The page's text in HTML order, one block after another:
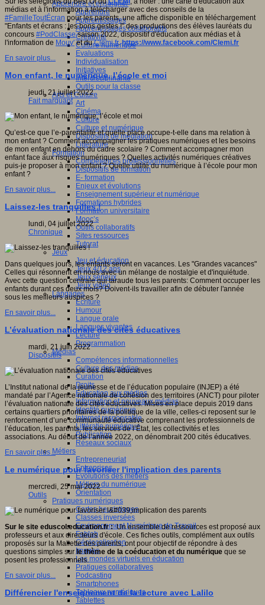
Apprendre et enseigner
Apprendre
Apprentissages
Apprentissages collaboratifs
Créativité
Culture numérique
Evaluations
Individualisation
Initiatives
Interdisciplinarité
Outils pour la classe
Arts et Culture
Art
Cinéma
Culture
Culture et numérique
Dispositifs de médiation
Littérature
Formation
Compétences professionnelles
Dispositifs de formation
E- formation
Enjeux et évolutions
Enseignement supérieur et numérique
Formations hybrides
Formation universitaire
Mooc’s
Outils collaboratifs
Sites ressources
Tutorat
Jeux
Jeu et éducation
Jeux 4/12 ans
Jeux sérieux
Jeux vidéo
Langages
Ecriture
Humour
Langue orale
Langues vivantes
Lecture
Programmation
Médias
Compétences informationnelles
Culture des médias
Curation
Droits
Education aux médias
Information et nouveaux médias
Identité numérique
Internet responsable
Littératie numérique
Publication
Réseaux sociaux
Métiers
Entrepreneuriat
Entreprises
Evolutions des métiers
Métiers du numérique
Orientation
Pratiques numériques
Cartes heuristiques
Classes inversées
Environnement Numérique de Travail
Fablab
Géolocalisation
Images
Les mondes virtuels en éducation
Pratiques collaboratives
Podcasting
Smartphones
Tableaux numériques
Tablettes
médias et à l'information à télécharger avec des conseils de la
#FamilleToutÉcran pour les parents, une affiche disponible en téléchargement
"Enfants et écrans : les bons gestes !" des productions des élèves lauréats du
concours #PodClassesaison 2022, dispositif d'éducation aux médias et à
l'information de Mouv'et duClemi.fr.https://www.facebook.com/Clemi.fr
En savoir plus...
Mon enfant, le numérique, l’école et moi
jeudi, 21 juillet 2022
Fait marquant
Qu’est-ce que l’e-parentalité et quelle place occupe-t-elle dans ma relation à
mon enfant ? Comment accompagner les pratiques numériques et les besoins
de mon enfant en dehors du cadre scolaire ? Comment accompagner mon
enfant face aux risques numériques ? Quelles activités numériques créatives
puis-je proposer à mon enfant ? Quelle utilité du numérique à l’école pour mon
enfant ?
En savoir plus...
Laissez-les tranquilles !
lundi, 04 juillet 2022
Chronique
Dans quelques jours, les enfants seront en vacances. Les "Grandes vacances"
Celles qui résonnent en nous avec un mélange de nostalgie et d'inquiétude.
Avec cette question centrale qui taraude tous les parents: Comment occuper les
enfants durant ces deux mois? Doivent-ils travailler afin de débuter l'année
sous les meilleurs auspices ?
En savoir plus...
L’évaluation nationale des cités éducatives
mardi, 21 juin 2022
Dispositifs
L’Institut national de la jeunesse et de l’éducation populaire (INJEP) a été
mandaté par l’Agence nationale de cohésion des territoires (ANCT) pour piloter
l’évaluation nationale des cités éducatives. Mises en place depuis 2019 dans
certains quartiers prioritaires de la politique de la ville, celles-ci reposent sur le
renforcement d’une communauté éducative comprenant les professionnels de
l’éducation, les parents, les services de l’État, les collectivités et les
associations. Au début de l’année 2022, on dénombrait 200 cités éducatives.
En savoir plus...
Le numérique pour favoriser l'implication des parents
mercredi, 25 mai 2022
Outils
Sur le site eduscol.education.fr :Un ensemble de ressources est proposé aux
professeurs et aux directeurs d'école. Ces fiches outils, complément aux outils
proposés sur la Mallette des parents, ont pour objectif de répondre à des
questions simples surle thème de la coéducation et du numérique que se
posent les professionnels.
En savoir plus...
Différencier l'enseignement de la lecture avec Lalilo